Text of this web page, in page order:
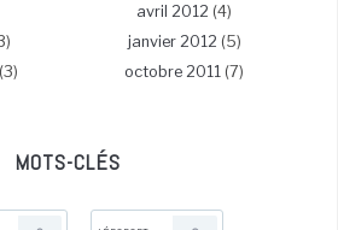
avril 2012 (4)
janvier 2012 (5)
(3) octobre 2011 (7)
MOTS-CLÉS